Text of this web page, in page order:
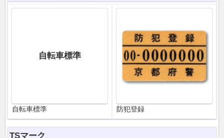
自転車標準
自転車標準 防犯登録
TSマーク